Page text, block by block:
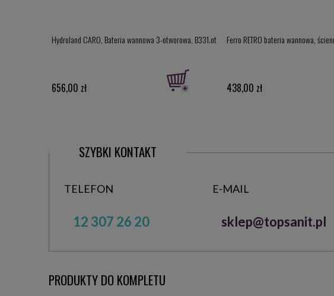
Hydroland CARO, Bateria wannowa 3-otworowa, B331.ot
656,00 zł
Ferro RETRO bateria wannowa,
438,00 zł
SZYBKI KONTAKT
TELEFON
12 307 26 20
E-MAIL
sklep@topsanit.pl
PRODUKTY DO KOMPLETU